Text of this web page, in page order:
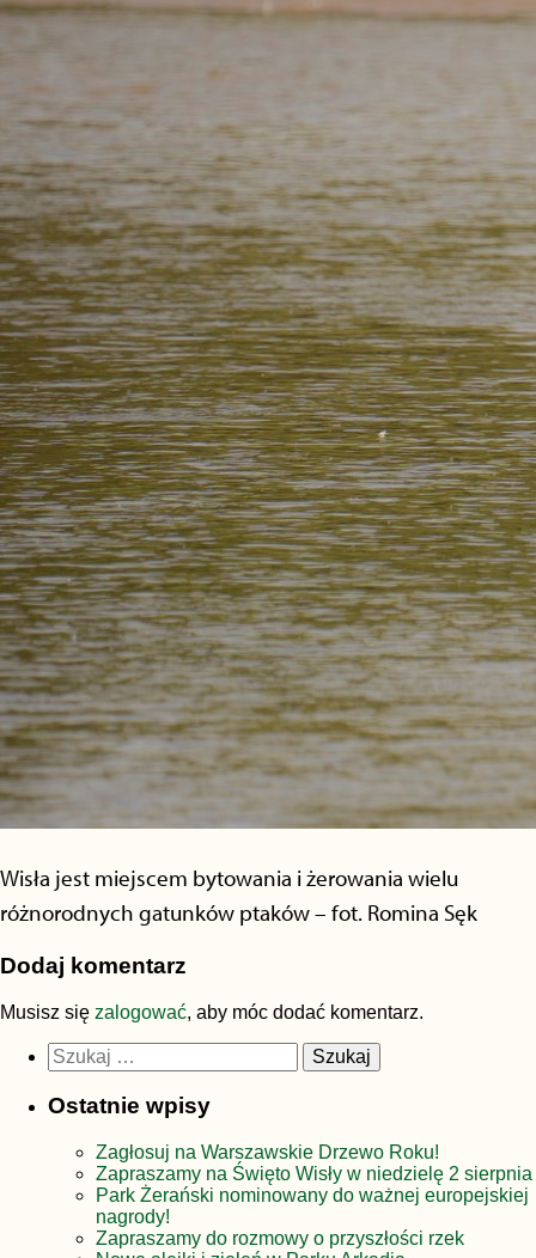
Wisła jest miejscem bytowania i żerowania wielu
różnorodnych gatunków ptaków – fot. Romina Sęk
Dodaj komentarz
Musisz się zalogować, aby móc dodać komentarz.
Szukaj:
Ostatnie wpisy
Zagłosuj na Warszawskie Drzewo Roku!
Zapraszamy na Święto Wisły w niedzielę 2 sierpnia
Park Żerański nominowany do ważnej europejskiej
nagrody!
Zapraszamy do rozmowy o przyszłości rzek